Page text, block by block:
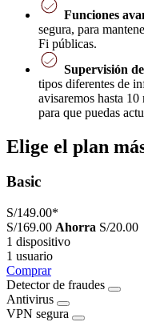
Funciones
segura, para
Fi públicas.
Supervisión
tipos diferentes de
avisaremos hasta 10
para que puedas
Elige el plan
Basic
S/149.00*
S/169.00 Ahorra S/20.00
1 dispositivo
1 usuario
Comprar
Detector de fraudes
Antivirus
VPN segura